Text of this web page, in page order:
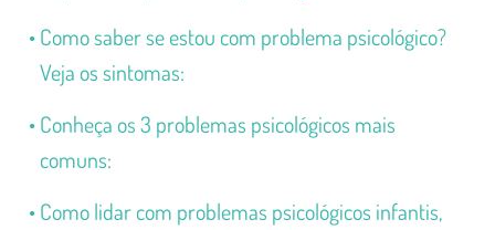
Como saber se estou com problema psicológico?
Veja os sintomas:
Conheça os 3 problemas psicológicos mais
comuns:
Como lidar com problemas psicológicos infantis,